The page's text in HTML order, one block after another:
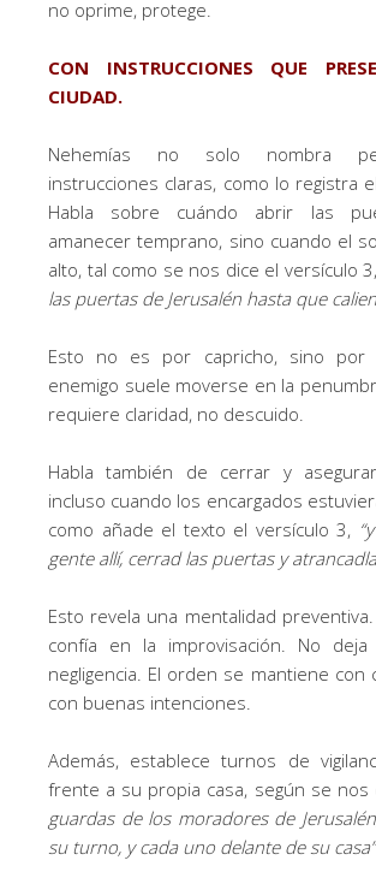
no oprime, protege.
CON INSTRUCCIONES QUE
CIUDAD.
Nehemías no solo nombra
instrucciones claras, como lo registra
Habla sobre cuándo abrir las
amanecer temprano, sino cuando el
alto, tal como se nos dice el versículo 3,
las puertas de Jerusalén hasta que
Esto no es por capricho, sino por
enemigo suele moverse en la
requiere claridad, no descuido.
Habla también de cerrar y
incluso cuando los encargados
como añade el texto el versículo 3,
gente allí, cerrad las puertas y
Esto revela una mentalidad
confía en la improvisación. No
negligencia. El orden se mantiene con
con buenas intenciones.
Además, establece turnos de
frente a su propia casa, según se nos
guardas de los moradores de
su turno, y cada uno delante de su casa”